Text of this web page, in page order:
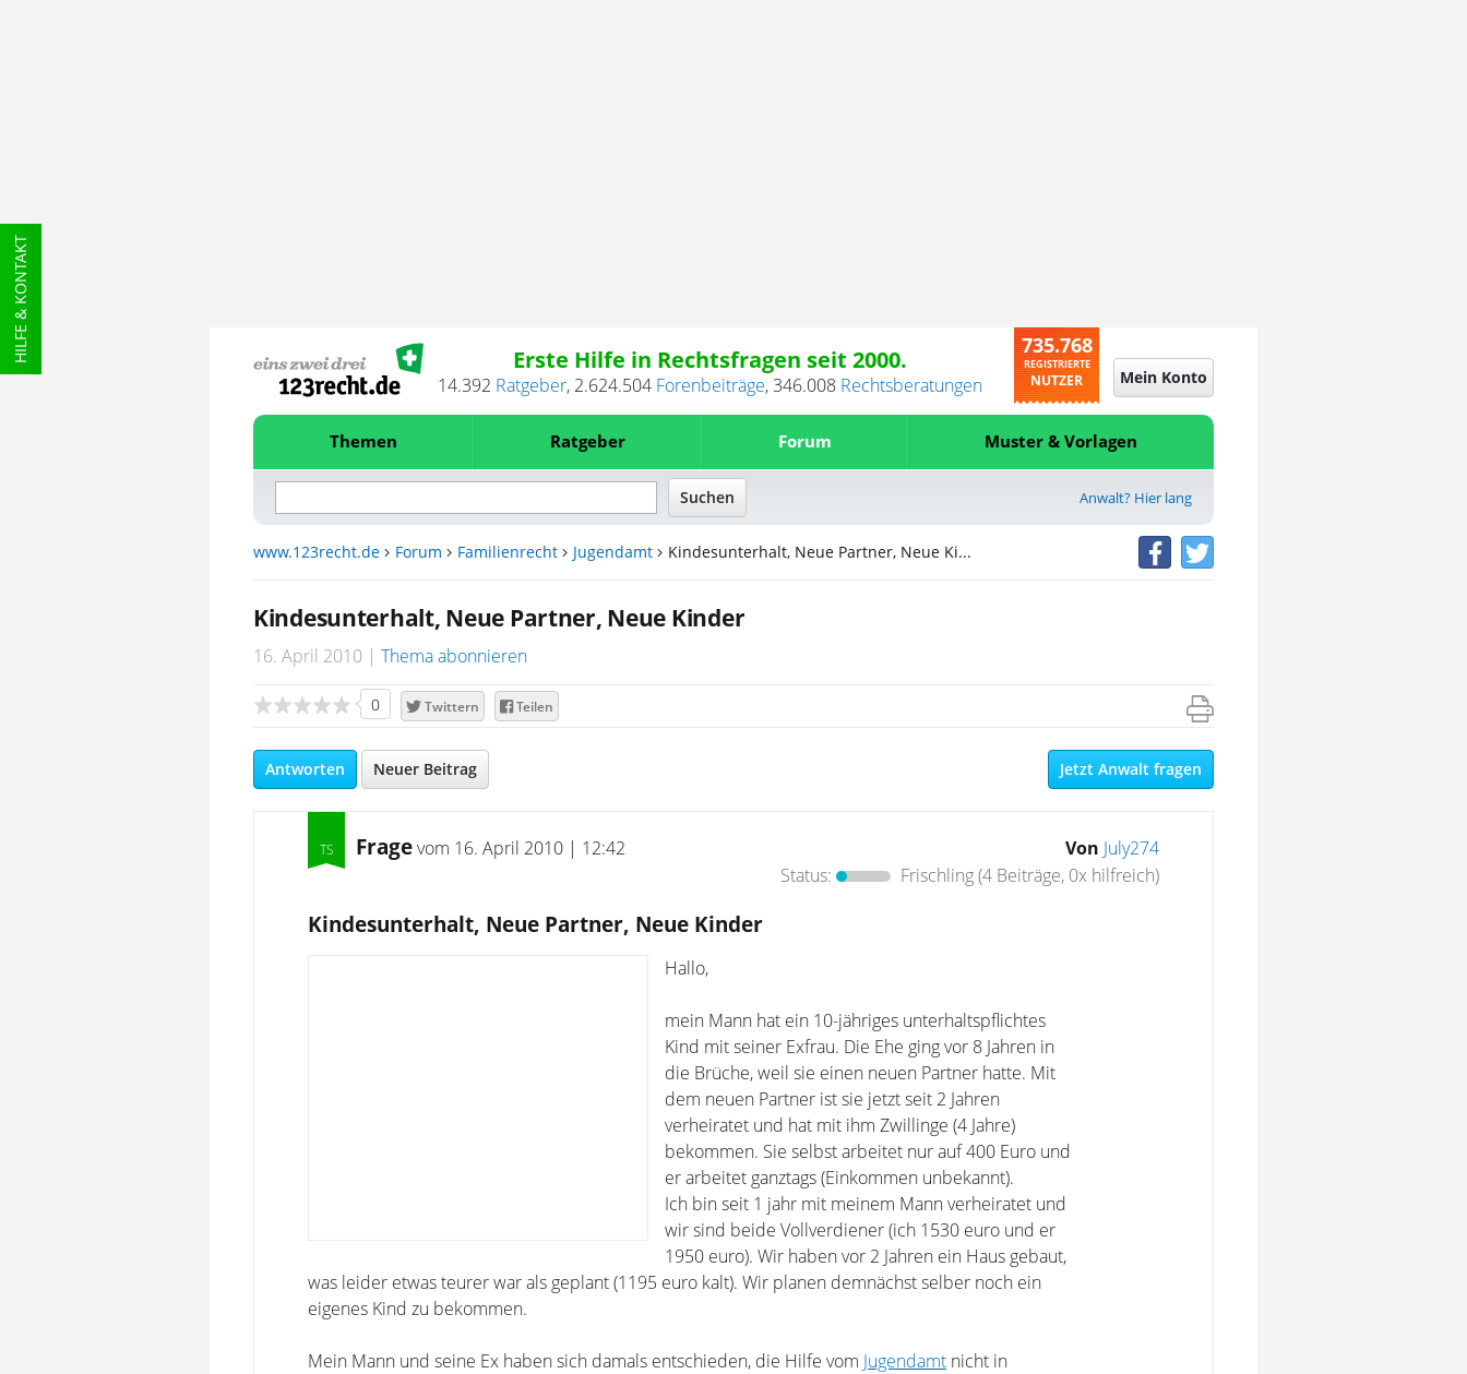
HILFE & KONTAKT Erste Hilfe in Rechtsfragen seit 2000.
14.392 Ratgeber, 2.624.504 Forenbeiträge,346.008 Rechtsberatungen
735.768
REGISTRIERTE
NUTZER Mein Konto
Themen Ratgeber Forum Muster & Vorlagen
Anwalt? Hier lang
www.123recht.de Forum Familienrecht Jugendamt Kindesunterhalt, Neue Partner, Neue Ki...
Kindesunterhalt, Neue Partner, Neue Kinder
16. April 2010 Thema abonnieren
0 Twittern Teilen
Antworten Neuer Beitrag Jetzt Anwalt fragen
Fragevom 16. April 2010 | 12:42 Von July274
Status:
Frischling(4 Beiträge, 0x hilfreich)
Kindesunterhalt, Neue Partner, Neue Kinder
Hallo,
mein Mann hat ein 10-jähriges unterhaltspflichtes
Kind mit seiner Exfrau. Die Ehe ging vor 8 Jahren in
die Brüche, weil sie einen neuen Partner hatte. Mit
dem neuen Partner ist sie jetzt seit 2 Jahren
verheiratet und hat mit ihm Zwillinge (4 Jahre)
bekommen. Sie selbst arbeitet nur auf 400 Euro und
er arbeitet ganztags (Einkommen unbekannt).
Ich bin seit 1 jahr mit meinem Mann verheiratet und
wir sind beide Vollverdiener (ich 1530 euro und er
1950 euro). Wir haben vor 2 Jahren ein Haus gebaut,
was leider etwas teurer war als geplant (1195 euro kalt). Wir planen demnächst selber noch ein
eigenes Kind zu bekommen.
Mein Mann und seine Ex haben sich damals entschieden, die Hilfe vom Jugendamt nicht in